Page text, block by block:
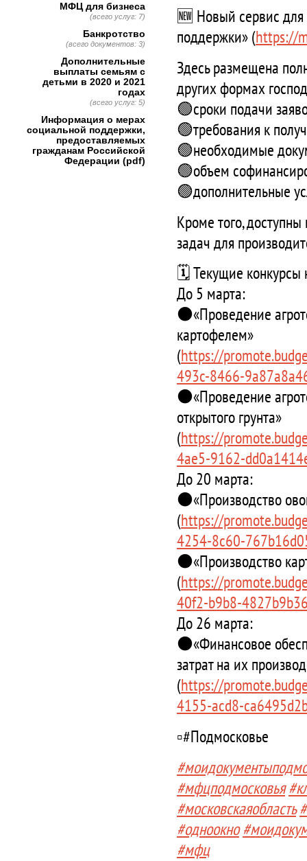
🆕 Новый сервис для
поддержки» (https://
Здесь размещена
других формах
🟢сроки подачи
🟢требования к
🟢необходимые
🟢объем
🟢дополнительные
Кроме того,
задач для
🗓 Текущие конкурсы
До 5 марта:
⚫️«Проведение
картофелем»
(https://
493c-8466-
⚫️«Проведение
открытого грунта»
(https://
4ae5-9162-
До 20 марта:
⚫️«Производство
(https://
4254-8c60-
⚫️«Производство
(https://
40f2-b9b8-
До 26 марта:
⚫️«Финансовое
затрат на их
(https://
4155-acd8-
▫️#Подмосковье
#мфцподмосковья
#московскаяобласть
#одноокно
#мфц
МФЦ для бизнеса
(всего услуг: 7)
Банкротство
(всего документов: 3)
Дополнительные
выплаты семьям с
детьми в 2020 и 2021
годах
(всего услуг: 5)
Информация о мерах
социальной поддержки,
предоставляемых
гражданам Российской
Федерации (pdf)